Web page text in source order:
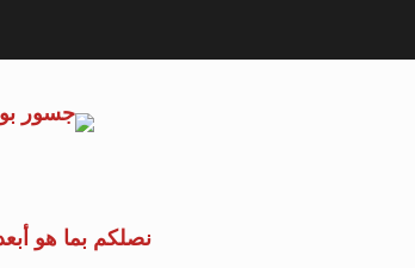
نصلكم بما هو